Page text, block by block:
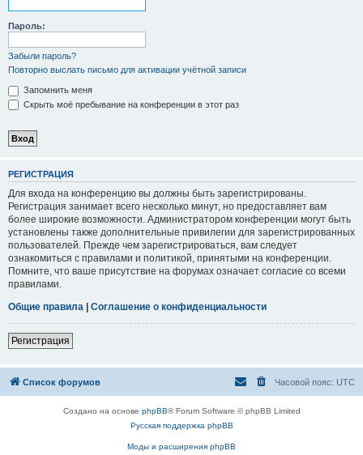
Пароль:
Забыли пароль?
Повторно выслать письмо для активации учётной записи
Запомнить меня
Скрыть моё пребывание на конференции в этот раз
РЕГИСТРАЦИЯ
Для входа на конференцию вы должны быть зарегистрированы.
Регистрация занимает всего несколько минут, но предоставляет вам
более широкие возможности. Администратором конференции могут быть
установлены также дополнительные привилегии для зарегистрированных
пользователей. Прежде чем зарегистрироваться, вам следует
ознакомиться с правилами и политикой, принятыми на конференции.
Помните, что ваше присутствие на форумах означает согласие со всеми
правилами.
Общие правила | Соглашение о конфиденциальности
Регистрация
Список форумов Часовой пояс: UTC
Создано на основе phpBB® Forum Software © phpBB Limited
Русская поддержка phpBB
Моды и расширения phpBB